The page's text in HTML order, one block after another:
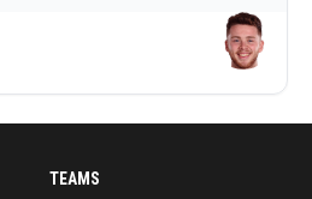
TEAMS